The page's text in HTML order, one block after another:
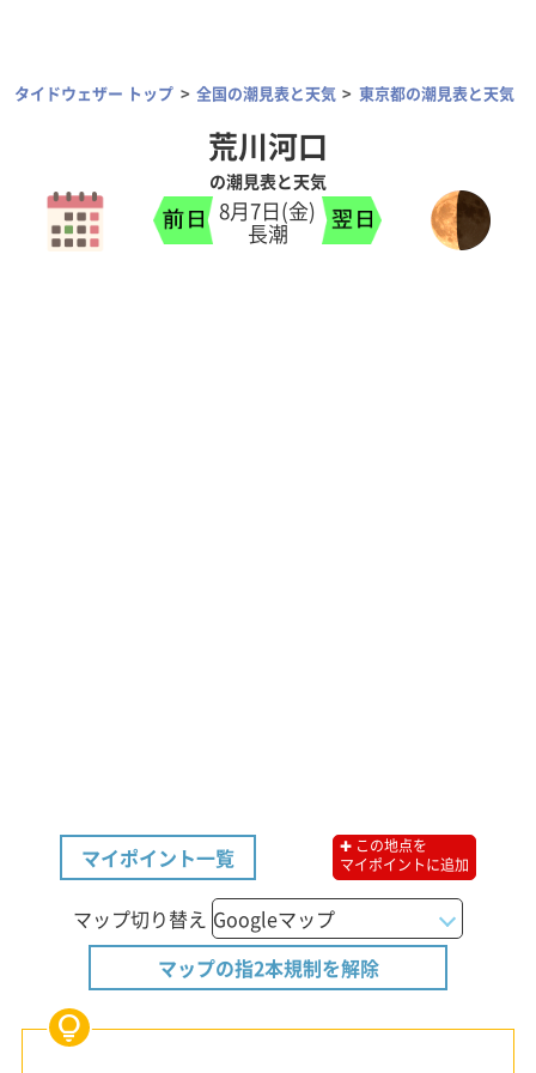
タイドウェザー トップ 全国の潮見表と天気 東京都の潮見表と天気
荒川河口
の潮見表と天気
8月7日(金)
長潮
マイポイント一覧
✚ この地点を
マイポイントに追加
マップ切り替え
マップの指2本規制を解除